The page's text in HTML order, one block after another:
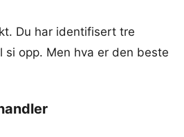
Du har identifisert tre
si opp. Men hva er den beste